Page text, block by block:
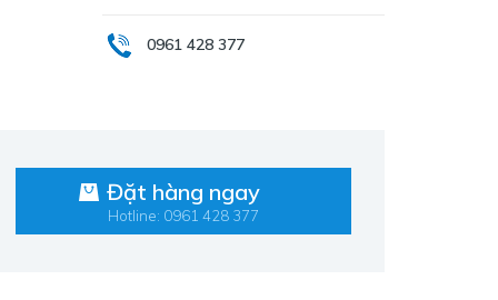
0961 428 377
Đặt hàng ngay
Hotline: 0961 428 377